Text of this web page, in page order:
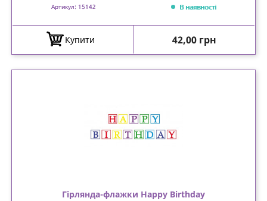
Артикул: 15142 В наявності
Купити Ціна
42,00 грн
Гірлянда-флажки Happy Birthday